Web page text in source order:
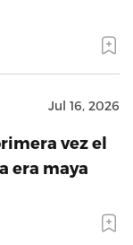
Jul 16, 2026
vez el
era maya